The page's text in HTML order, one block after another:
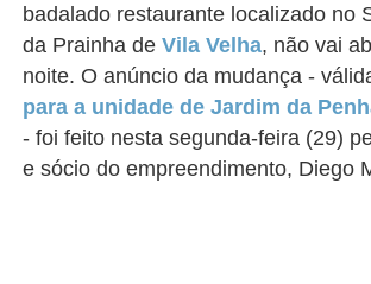
badalado restaurante localizado no
da Prainha deVila Velha, não vai
noite. O anúncio da mudança -
para a unidade de Jardim da
- foi feito nesta segunda-feira (29)
e sócio do empreendimento, Diego